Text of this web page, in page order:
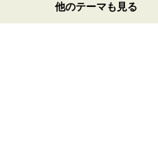
他のテーマも見る